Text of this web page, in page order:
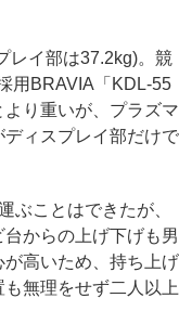
レイ部は37.2kg)。競
用BRAVIA「KDL-55
り重いが、プラズマ
ィスプレイ部だけで
ことはできたが、
からの上げ下げも男
高いため、持ち上げ
無理をせず二人以上